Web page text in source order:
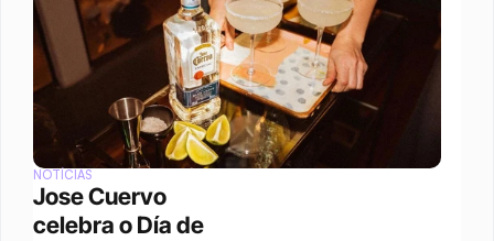
NOTÍCIAS
Jose Cuervo
celebra o Día de